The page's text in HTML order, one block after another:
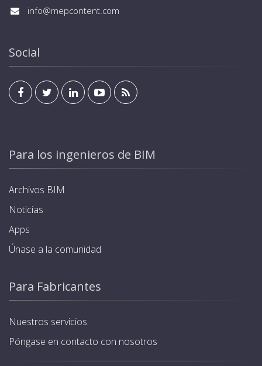
info@mepcontent.com
Social
Para los ingenieros de BIM
Archivos BIM
Noticias
Apps
Únase a la comunidad
Para Fabricantes
Nuestros servicios
Póngase en contacto con nosotros